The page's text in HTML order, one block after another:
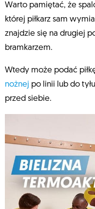
Warto pamiętać, że
której piłkarz sam
znajdzie się na drugiej
bramkarzem.
Wtedy może podać
nożnej po linii lub do
przed siebie.